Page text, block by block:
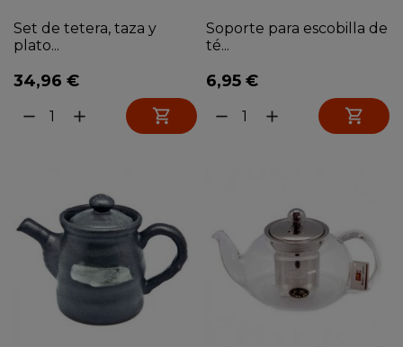
Set de tetera, taza y
plato...
34,96 €
remove add 
Soporte para escobilla de
té...
6,95 €
remove add 